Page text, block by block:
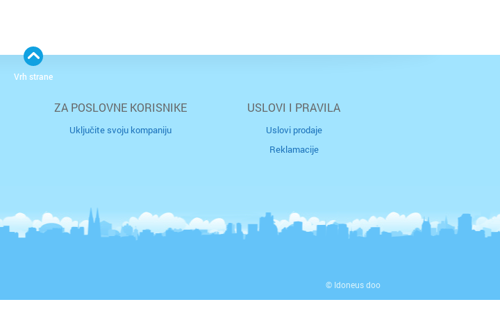
ZA POSLOVNE KORISNIKE
Uključite svoju kompaniju
USLOVI I PRAVILA
Uslovi prodaje
Reklamacije
© Idoneus doo
Vrh strane